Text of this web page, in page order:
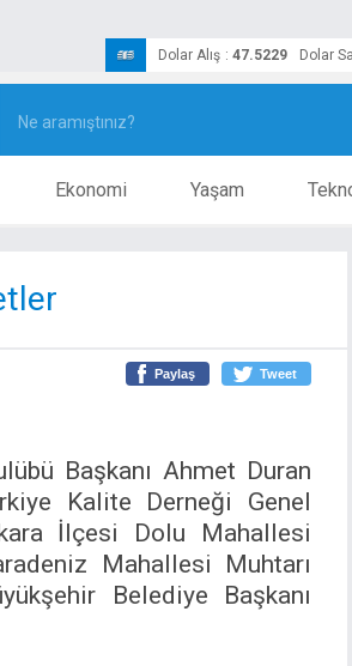
Dolar Alış : 47.5229 Dolar
Ekonomi Yaşam
Paylaş Tweet
Başkanı Ahmet Duran
Kalite Derneği Genel
İlçesi Dolu Mahallesi
Mahallesi Muhtarı
Belediye Başkanı